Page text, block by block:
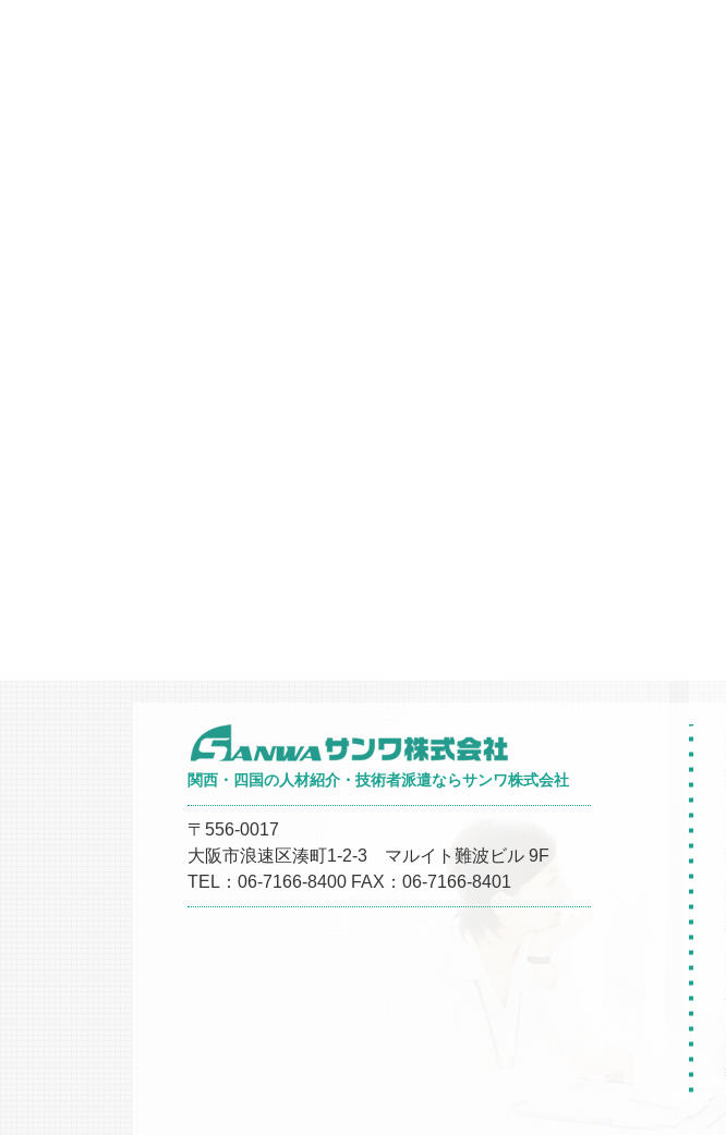
関西・四国の人材紹介・技術者派遣ならサンワ株式会社
〒556-0017
大阪市浪速区湊町1-2-3 マルイト難波ビル 9F
TEL：06-7166-8400 FAX：06-7166-8401